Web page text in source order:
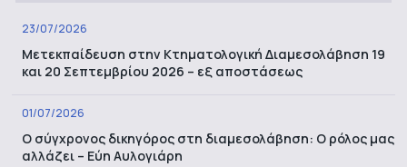
23/07/2026
Μετεκπαίδευση στην Κτηματολογική Διαμεσολάβηση 19
και 20 Σεπτεμβρίου 2026 – εξ αποστάσεως
01/07/2026
Ο σύγχρονος δικηγόρος στη διαμεσολάβηση: Ο ρόλος μας
αλλάζει – Εύη Αυλογιάρη